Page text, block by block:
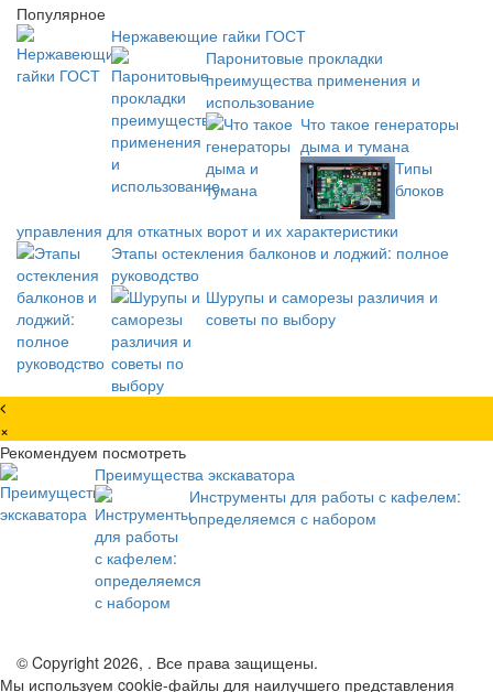
Популярное
Нержавеющие гайки ГОСТ
Паронитовые прокладки
преимущества применения и
использование
Что такое генераторы
дыма и тумана
Типы
блоков
управления для откатных ворот и их характеристики
Этапы остекления балконов и лоджий: полное
руководство
Шурупы и саморезы различия и
советы по выбору
×
Рекомендуем посмотреть
Преимущества экскаватора
Инструменты для работы с кафелем:
определяемся с набором
© Copyright 2026, . Все права защищены.
Мы используем cookie-файлы для наилучшего представления